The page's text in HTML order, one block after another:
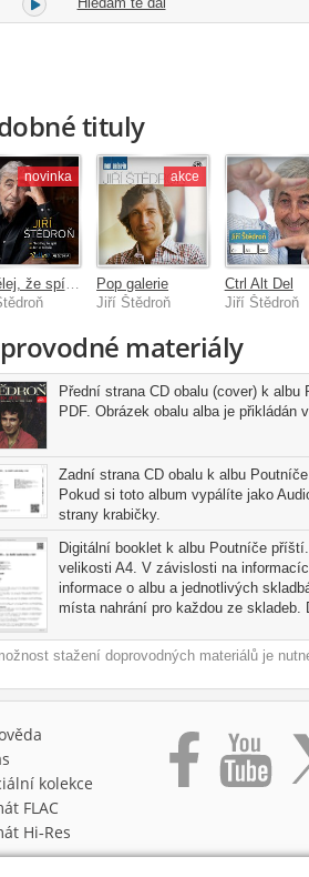
tituly
novinka
Nedělej, že spíš / Jen o to běží
akce
Pop galerie
Jiří Štědroň
Ctrl Alt Del
Jiří Štědroň
materiály
Přední strana CD obalu (cover) k
PDF. Obrázek obalu alba je přikládán
Zadní strana CD obalu k albu
Pokud si toto album vypálíte jako
strany krabičky.
Digitální booklet k albu Poutníče
velikosti A4. V závislosti na
informace o albu a jednotlivých
místa nahrání pro každou ze skladeb.
stažení doprovodných materiálů je
kolekce
FLAC
Hi‑Res